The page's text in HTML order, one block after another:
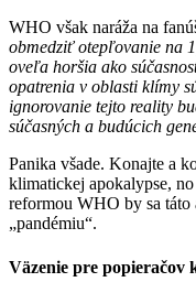
WHO však naráža na
obmedziť otepľovanie na
oveľa horšia ako
opatrenia v oblasti klímy
ignorovanie tejto reality
súčasných a budúcich
Panika všade. Konajte a
klimatickej apokalypse,
reformou WHO by sa táto
„pandémiu“.
Väzenie pre popieračov